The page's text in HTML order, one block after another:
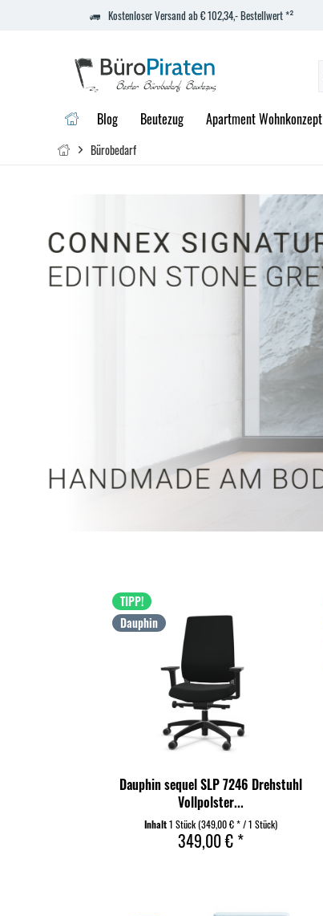
Kostenloser Versand ab € 102,34,- Bestellwert *²
Blog Beutezug Apartment Wohnkonzept
Bürobedarf
TIPP!
Dauphin
Dauphin sequel SLP 7246 Drehstuhl
Vollpolster...
Inhalt1 Stück(349,00 € * / 1 Stück)
349,00 € *